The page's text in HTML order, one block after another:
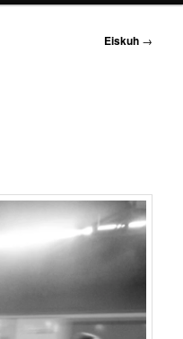
Eiskuh →